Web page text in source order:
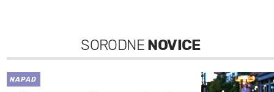
SORODNE NOVICE
NAPAD